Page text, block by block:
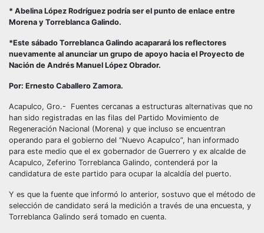
* Abelina López Rodríguez podría ser el punto de enlace entre
Morena y Torreblanca Galindo.
*Este sábado Torreblanca Galindo acaparará los reflectores
nuevamente al anunciar un grupo de apoyo hacia el Proyecto de
Nación de Andrés Manuel López Obrador.
Por: Ernesto Caballero Zamora.
Acapulco, Gro.- Fuentes cercanas a estructuras alternativas que no
han sido registradas en las filas del Partido Movimiento de
Regeneración Nacional (Morena) y que incluso se encuentran
operando para el gobierno del “Nuevo Acapulco”, han informado
para este medio que el ex gobernador de Guerrero y ex alcalde de
Acapulco, Zeferino Torreblanca Galindo, contenderá por la
candidatura de este partido para ocupar la alcaldía del puerto.
Y es que la fuente que informó lo anterior, sostuvo que el método de
selección de candidato será la medición a través de una encuesta, y
Torreblanca Galindo será tomado en cuenta.